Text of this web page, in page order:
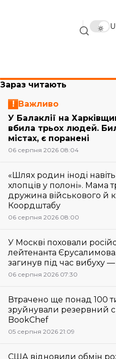
Зараз читають
Важливо
У Балаклії на
вбила трьох людей.
містах, є поранені
06 серпня 2026 08:04
«Шлях родин іноді
хлопців у полоні». Мама
дружина військового й
Коордштабу
06 серпня 2026 08:00
У Москві поховали
лейтенанта Єрусалимова.
загинув під час вибуху
06 серпня 2026 07:30
Втрачено ще понад 100
зруйнували резервний
BookChef
05 серпня 2026 21:09
США відновили обмін